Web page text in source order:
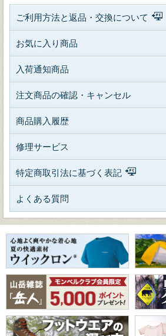
ご利用方法と返品・交換について
お気に入り商品
入荷通知商品
注文商品の確認・キャンセル
商品購入履歴
修理サービス
特定商取引法に基づく表記
よくある質問